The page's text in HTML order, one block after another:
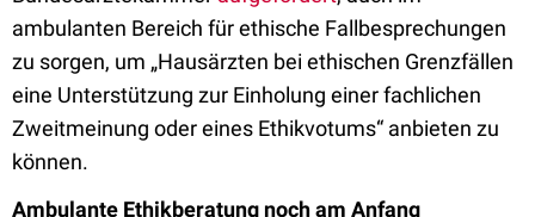
ambulanten Bereich für ethische Fallbesprechungen
zu sorgen, um „Hausärzten bei ethischen Grenzfällen
eine Unterstützung zur Einholung einer fachlichen
Zweitmeinung oder eines Ethikvotums“ anbieten zu
können.
Ambulante Ethikberatung noch am Anfang